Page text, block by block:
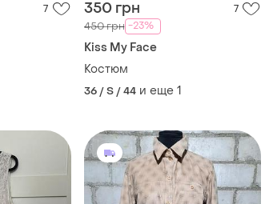
7 350 грн 7
450 грн -23%
Kiss My Face
Костюм
36 / S / 44 и еще 1